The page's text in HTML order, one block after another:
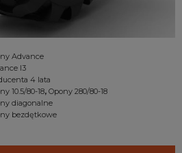
Advance
I3
4 lata
10.5/80-18,Opony 280/80-18
diagonalne
bezdętkowe